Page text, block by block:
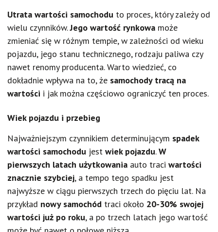
Utrata wartości samochodu to proces, który zależy od
wielu czynników.Jego wartość rynkowa może
zmieniać się w różnym tempie, w zależności od wieku
pojazdu, jego stanu technicznego, rodzaju paliwa czy
nawet renomy producenta. Warto wiedzieć, co
dokładnie wpływa na to, że samochody tracą na
wartości i jak można częściowo ograniczyć ten proces.
Wiek pojazdu i przebieg
Najważniejszym czynnikiem determinującym spadek
wartości samochodu jest wiek pojazdu.W
pierwszych latach użytkowania auto traci wartości
znacznie szybciej, a tempo tego spadku jest
najwyższe w ciągu pierwszych trzech do pięciu lat. Na
przykład nowy samochód traci około 20-30% swojej
wartości już po roku, a po trzech latach jego wartość